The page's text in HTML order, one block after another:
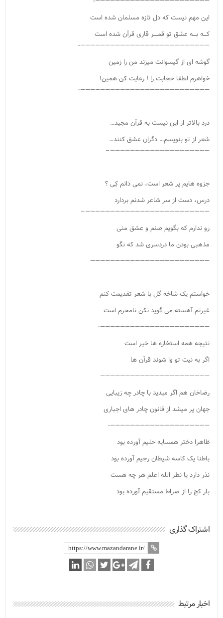
این مهم نیست که دل تازه مسلمان شده است
کـــه بـــه عشق تو قمــــر قاری قرآن شده است
——————————————————————————-
گوشه ای از گیسوانت میزند من را زمین
خواهرم لطفا حجابت را ! رعایت کن همین!
——————————————————————————-
درد بالاتر از این نیست به قرآن مجید…
شعر از تو بنویسم… دگران عشق کنند…
————————————————————–
جزوه هایم پر شعر است، نمی دانم کِی ؟
درس، دست از سر شاعر شدنم بردارد
—————————————————————————–
رو ندارم که بگویم صنم و عشق منی
مذهبی بودن ما دردسری شد که نگو
————————————————————————
خواستم یک شاخه گل با شعر تقدیمت کنم
غیرتم آهسته می گوید نکن نامحرم است
——————————————————————-
نتیجه همه استخاره ها خیر است
اگر به نیت تو وا شوند قرآن ها
——————————————————————
رضاخان هم اگر میدید با چادر چه زیبایی
جهان پر میشد از قانون چادر های اجباری
————————————————————-
ﻇﺎﻫﺮﺍ ﺩﺧﺘﺮ ﻫﻤﺴﺎﯾﻪ حلیم ﺁﻭﺭﺩﻩ ﺑﻮﺩ
ﺑﺎﻃﻨﺎ ﯾﮏ ﮐﺎﺳﻪ ﺷﯿﻄﺎﻥ ﺭﺟﯿﻢ ﺁﻭﺭﺩﻩ ﺑﻮﺩ
ﻧﺬﺭ ﺩﺍﺭﺩ ﯾﺎ ﻧﻈﺮ ﺍﻟﻠﻪ ﺍﻋﻠﻢ ﻫﺮ ﭼﻪ ﻫﺴﺖ
ﺑﺎﺭ ﮐﺞ ﺭﺍ ﺍﺯ ﺻﺮﺍﻁ ﻣﺴﺘﻘﯿﻢ ﺁﻭﺭﺩﻩ ﺑﻮد
اشتراک گذاری
اخبار مرتبط